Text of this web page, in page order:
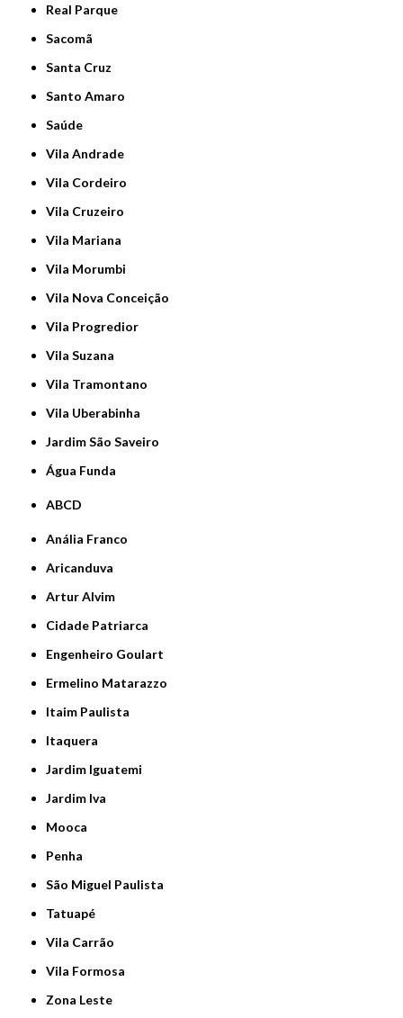
Real Parque
Sacomã
Santa Cruz
Santo Amaro
Saúde
Vila Andrade
Vila Cordeiro
Vila Cruzeiro
Vila Mariana
Vila Morumbi
Vila Nova Conceição
Vila Progredior
Vila Suzana
Vila Tramontano
Vila Uberabinha
jardim São Saveiro
Água Funda
ABCD
Anália Franco
Aricanduva
Artur Alvim
Cidade Patriarca
Engenheiro Goulart
Ermelino Matarazzo
Itaim Paulista
Itaquera
Jardim Iguatemi
Jardim Iva
Mooca
Penha
São Miguel Paulista
Tatuapé
Vila Carrão
Vila Formosa
Zona Leste